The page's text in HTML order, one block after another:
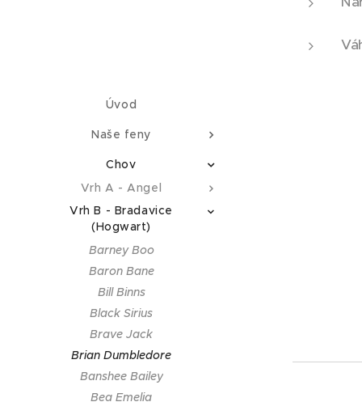
Úvod
Naše feny
Chov
Vrh A - Angel
Vrh B - Bradavice
(Hogwart)
Barney Boo
Baron Bane
Bill Binns
Black Sirius
Brave Jack
Brian Dumbledore
Banshee Bailey
Bea Emelia